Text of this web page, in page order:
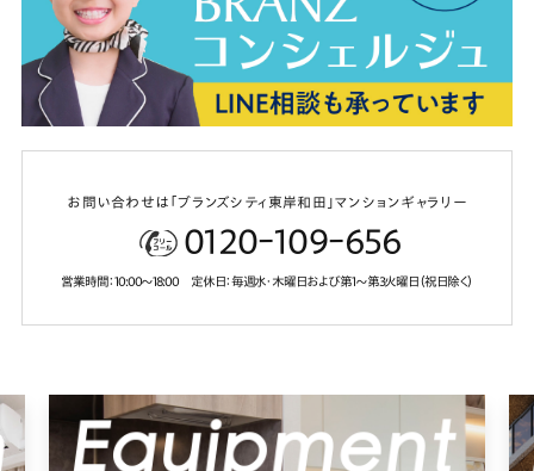
お問い合わせは「ブランズシティ東岸和田」マンションギャラリー
0120ｰ109ｰ656
営業時間：10:00～18:00 定休日：毎週水・木曜日および第1～第3火曜日（祝日除く）